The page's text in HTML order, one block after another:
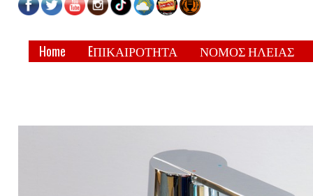
Home EΠΙΚΑΙΡΟΤΗΤΑ ΝΟΜΟΣ ΗΛΕΙΑΣ